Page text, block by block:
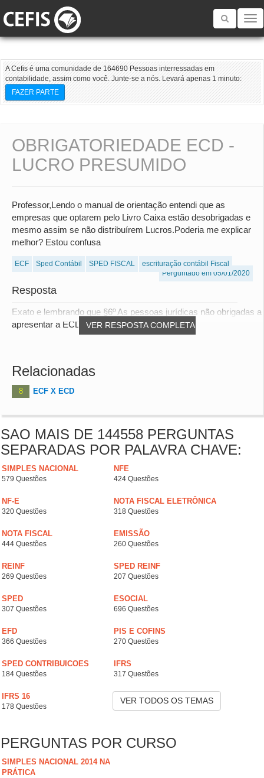
Toggle
A Cefis é uma comunidade de 164690 Pessoas interressadas em
contabilidade, assim como você. Junte-se a nós. Levará apenas 1 minuto:
FAZER PARTE
OBRIGATORIEDADE ECD -
LUCRO PRESUMIDO
Professor,Lendo o manual de orientação entendi que as
empresas que optarem pelo Livro Caixa estão desobrigadas e
mesmo assim se não distribuírem Lucros.Poderia me explicar
melhor? Estou confusa
ECF Sped Contábil SPED FISCAL
escrituração contábil Fiscal
Perguntado em 05/01/2020
Resposta
VER RESPOSTA COMPLETA
Exato e lembrando que §6º As pessoas jurídicas não obrigadas a
apresentar a ECD podem apresentá-la d...
Relacionadas
8 ECF X ECD
SAO MAIS DE 144558 PERGUNTAS
SEPARADAS POR PALAVRA CHAVE:
SIMPLES NACIONAL
579 Questões
NFE
424 Questões
NF-E
320 Questões
NOTA FISCAL ELETRÔNICA
318 Questões
NOTA FISCAL
444 Questões
EMISSÃO
260 Questões
REINF
269 Questões
SPED REINF
207 Questões
SPED
307 Questões
ESOCIAL
696 Questões
EFD
366 Questões
PIS E COFINS
270 Questões
SPED CONTRIBUICOES
184 Questões
IFRS
317 Questões
IFRS 16
178 Questões
VER TODOS OS TEMAS
PERGUNTAS POR CURSO
SIMPLES NACIONAL 2014 NA
PRÁTICA